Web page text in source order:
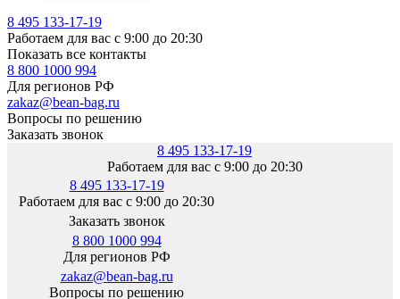
8 495 133-17-19
Работаем для вас с 9:00 до 20:30
Показать все контакты
8 800 1000 994
Для регионов РФ
zakaz@bean-bag.ru
Вопросы по решению
Заказать звонок
8 495 133-17-19
Работаем для вас с 9:00 до 20:30
8 495 133-17-19
Работаем для вас с 9:00 до 20:30
Заказать звонок
8 800 1000 994
Для регионов РФ
zakaz@bean-bag.ru
Вопросы по решению